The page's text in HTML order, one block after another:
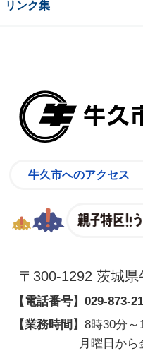
リンク集
牛久市へのアクセス
〒300-1292 茨城
【電話番号】 029-873-
【業務時間】 8時30分～
月曜日から